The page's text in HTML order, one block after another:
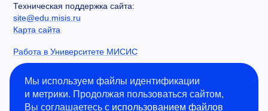
Техническая поддержка сайта:
site@edu.misis.ru
Карта сайта
Работа в Университете МИСИС
Сведения об образовательной организации
Информация о закупках
Противодействие коррупции
Мы используем файлы идентификации
и метрики. Продолжая пользоваться сайтом,
Вы соглашаетесь с использованием файлов